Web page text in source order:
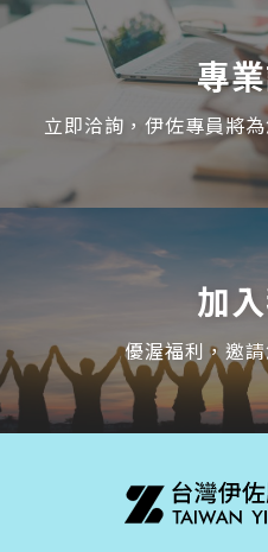
專
立即洽詢，伊佐專員將
加
優渥福利，邀